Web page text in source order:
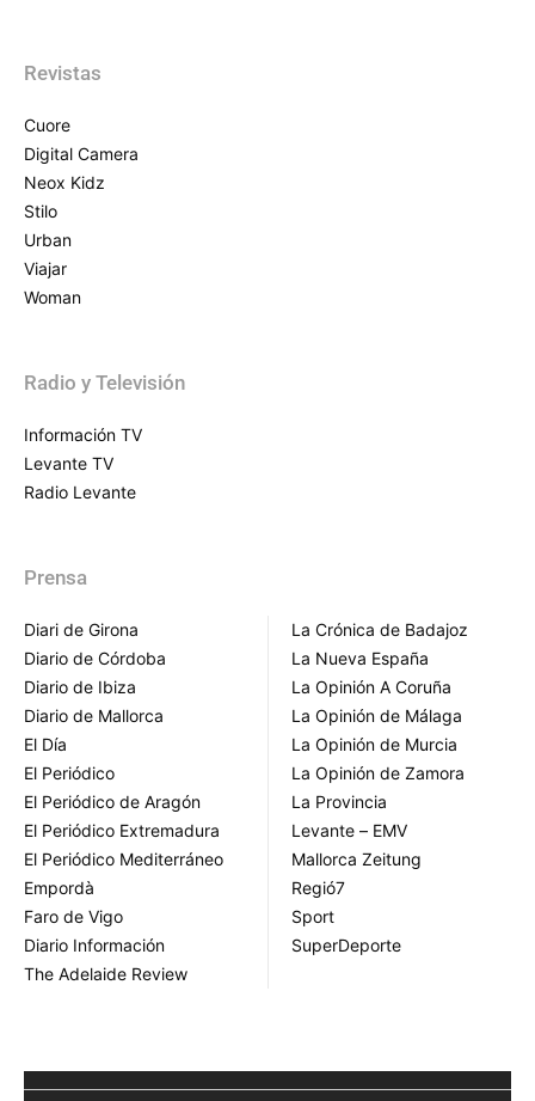
Revistas
Cuore
Digital Camera
Neox Kidz
Stilo
Urban
Viajar
Woman
Radio y Televisión
Información TV
Levante TV
Radio Levante
Prensa
Diari de Girona
Diario de Córdoba
Diario de Ibiza
Diario de Mallorca
El Día
El Periódico
El Periódico de Aragón
El Periódico Extremadura
El Periódico Mediterráneo
Empordà
Faro de Vigo
Diario Información
The Adelaide Review
La Crónica de Badajoz
La Nueva España
La Opinión A Coruña
La Opinión de Málaga
La Opinión de Murcia
La Opinión de Zamora
La Provincia
Levante – EMV
Mallorca Zeitung
Regió7
Sport
SuperDeporte